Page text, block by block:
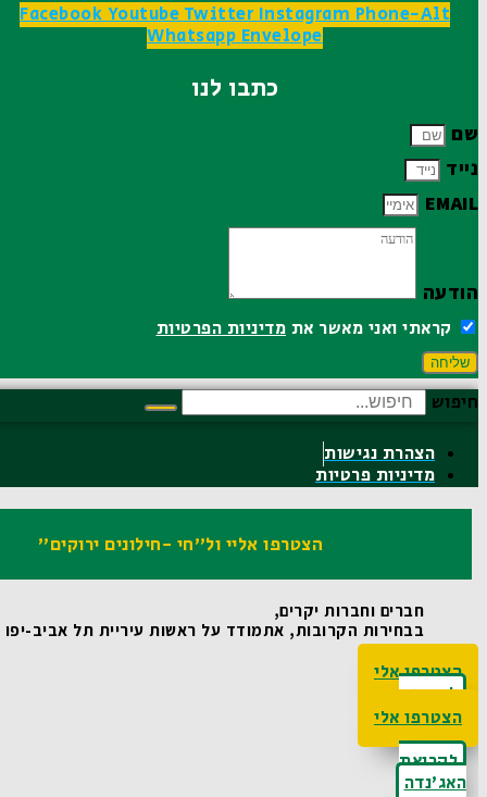
FacebookYoutubeTwitterInstagramPhone-Alt
WhatsappEnvelope
כתבו לנו
שם
נייד
EMAIL
הודעה
קראתי ואני מאשר אתמדיניות הפרטיות
שליחה
חיפוש
הצהרת נגישות
מדיניות פרטיות
הצטרפו אליי ול"חי -חילונים ירוקים"
חברים וחברות יקרים,
בבחירות הקרובות, אתמודד על ראשות עיריית תל אביב-יפו
הצטרפו אלי
לקריאת
האג'נדה
הצטרפו אלי
לקריאת
האג'נדה